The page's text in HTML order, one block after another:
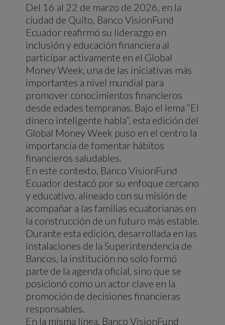
Del 16 al 22 de marzo de 2026, en la
ciudad de Quito, Banco VisionFund
Ecuador reafirmó su liderazgo en
inclusión y educación financiera al
participar activamente en el Global
Money Week, una de las iniciativas más
importantes a nivel mundial para
promover conocimientos financieros
desde edades tempranas. Bajo el lema “El
dinero inteligente habla”, esta edición del
Global Money Week puso en el centro la
importancia de fomentar hábitos
financieros saludables.
En este contexto, Banco VisionFund
Ecuador destacó por su enfoque cercano
y educativo, alineado con su misión de
acompañar a las familias ecuatorianas en
la construcción de un futuro más estable.
Durante esta edición, desarrollada en las
instalaciones de la Superintendencia de
Bancos, la institución no solo formó
parte de la agenda oficial, sino que se
posicionó como un actor clave en la
promoción de decisiones financieras
responsables.
En la misma línea, Banco VisionFund